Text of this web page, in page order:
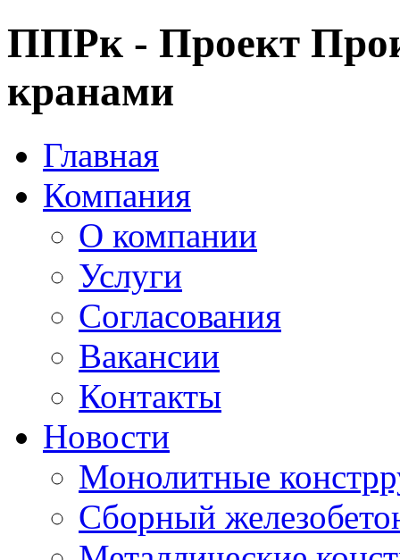
ППРк - Проект
кранами
Главная
Компания
О компании
Услуги
Согласования
Вакансии
Контакты
Новости
Монолитные
Сборный